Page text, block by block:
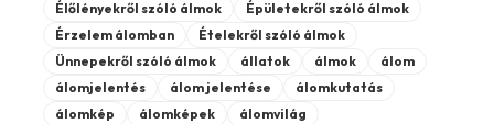
Élőlényekről szóló álmok
Épületekről szóló álmok
Érzelem álomban
Ételekről szóló álmok
Ünnepekről szóló álmok
állatok álmok
álom
álomjelentés
álom jelentése
álomkutatás
álomkép
álomképek
álomvilág